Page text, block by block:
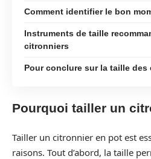
Comment identifier le bon
Instruments de taille
citronniers
Pour conclure sur la taille
Pourquoi tailler un
Tailler un citronnier en pot est
raisons. Tout d’abord, la taille